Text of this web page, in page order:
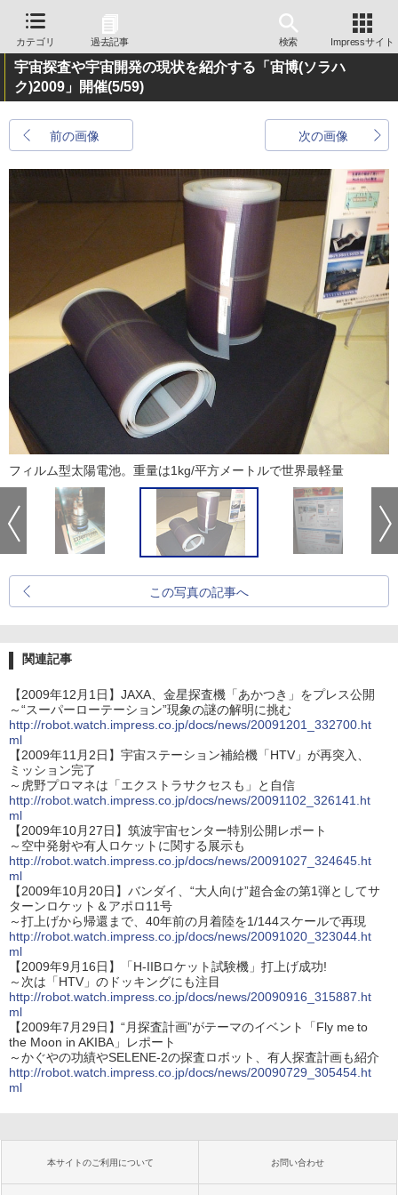
カテゴリ 過去記事 検索 Impressサイト
宇宙探査や宇宙開発の現状を紹介する「宙博(ソラハ
ク)2009」開催(5/59)
前の画像 次の画像
フィルム型太陽電池。重量は1kg/平方メートルで世界最軽量
この写真の記事へ
関連記事
【2009年12月1日】JAXA、金星探査機「あかつき」をプレス公開
～“スーパーローテーション”現象の謎の解明に挑む
http://robot.watch.impress.co.jp/docs/news/20091201_332700.ht
ml
【2009年11月2日】宇宙ステーション補給機「HTV」が再突入、
ミッション完了
～虎野プロマネは「エクストラサクセスも」と自信
http://robot.watch.impress.co.jp/docs/news/20091102_326141.ht
ml
【2009年10月27日】筑波宇宙センター特別公開レポート
～空中発射や有人ロケットに関する展示も
http://robot.watch.impress.co.jp/docs/news/20091027_324645.ht
ml
【2009年10月20日】バンダイ、“大人向け”超合金の第1弾としてサ
ターンロケット＆アポロ11号
～打上げから帰還まで、40年前の月着陸を1/144スケールで再現
http://robot.watch.impress.co.jp/docs/news/20091020_323044.ht
ml
【2009年9月16日】「H-IIBロケット試験機」打上げ成功!
～次は「HTV」のドッキングにも注目
http://robot.watch.impress.co.jp/docs/news/20090916_315887.ht
ml
【2009年7月29日】“月探査計画”がテーマのイベント「Fly me to
the Moon in AKIBA」レポート
～かぐやの功績やSELENE-2の探査ロボット、有人探査計画も紹介
http://robot.watch.impress.co.jp/docs/news/20090729_305454.ht
ml
本サイトのご利用について お問い合わせ